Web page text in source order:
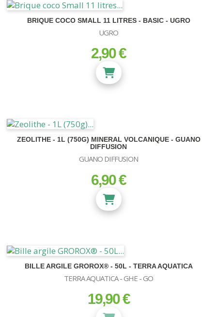
BRIQUE COCO SMALL 11 LITRES - BASIC - UGRO
UGRO
prix
2,90 €
ZEOLITHE - 1L (750G) MINERAL VOLCANIQUE - GUANO
DIFFUSION
GUANO DIFFUSION
prix
6,90 €
BILLE ARGILE GROROX® - 50L - TERRA AQUATICA
TERRA AQUATICA - GHE - GO
prix
19,90 €